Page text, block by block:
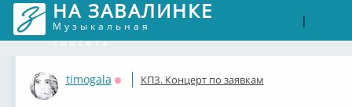
НА ЗАВАЛИНКЕ
Музыкальная
соцсеть
|
timogala
Оффлайн
КПЗ. Концерт по заявкам